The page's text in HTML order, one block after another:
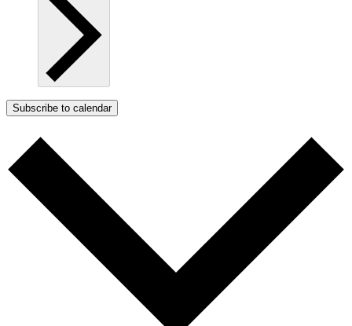
Subscribe to calendar